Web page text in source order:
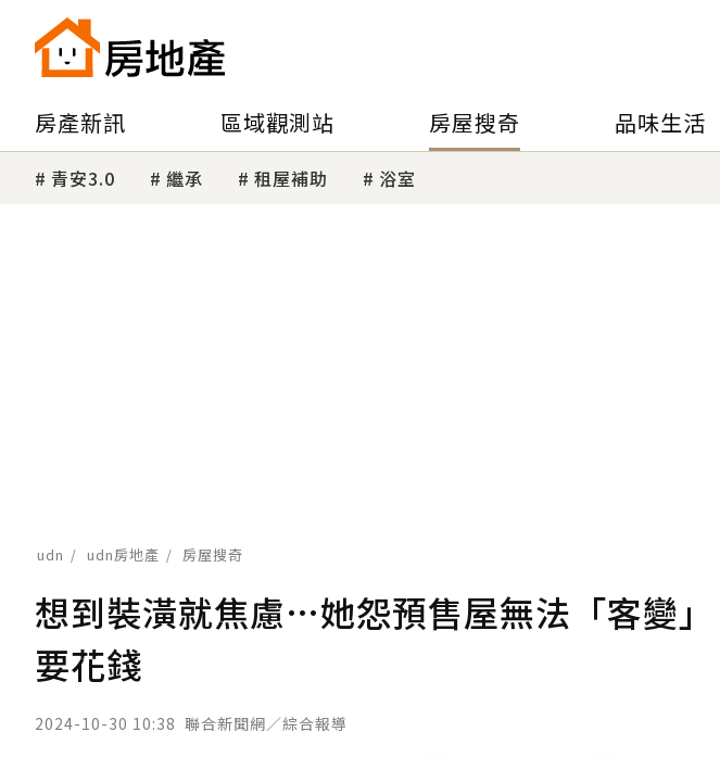
房產新訊 區域觀測站 房屋搜奇 品味生活
青安3.0 繼承 租屋補助 浴室
udn udn房地產 房屋搜奇
想到裝潢就焦慮…她怨預售屋無法「客變
要花錢
2024-10-30 10:38 聯合新聞網／綜合報導